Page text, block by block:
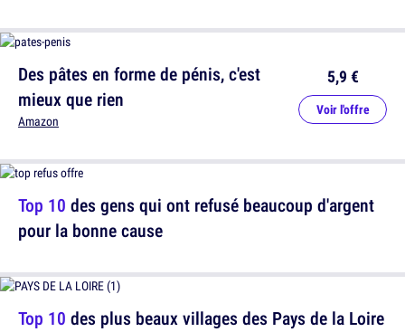
Des pâtes en forme de pénis, c'est
mieux que rien
Amazon
5,9 €
Voir l'offre
Top 10 des plus beaux villages des Pays de la Loire
Top 10 des gens qui ont refusé beaucoup d'argent
pour la bonne cause